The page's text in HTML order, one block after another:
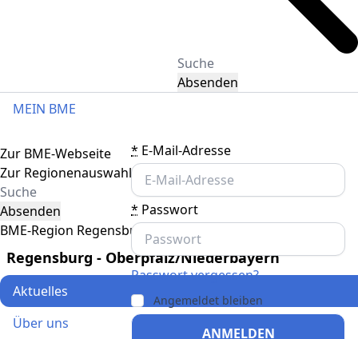
Absenden
MEIN BME
* E-Mail-Adresse
* Passwort
Passwort vergessen?
Angemeldet bleiben
ANMELDEN
Toggle navigation
Zur BME-Webseite
Zur Regionenauswahl
Absenden
BME-Region Regensburg - Oberpfalz/Niederbayern
Regensburg - Oberpfalz/Niederbayern
Aktuelles
Über uns